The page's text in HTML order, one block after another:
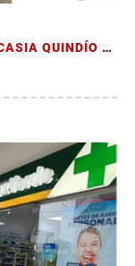
ALQUILER LOCAL COMERCIAL EN CIRCASIA QUINDÍO 2 CUADRAS DEL PARQUE